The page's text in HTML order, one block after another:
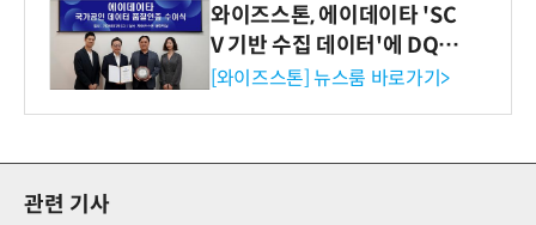
와이즈스톤, 에이데이타 'SC
V 기반 수집 데이터'에 DQ인
증 최고 등급 수여
[와이즈스톤] 뉴스룸 바로가기>
관련 기사